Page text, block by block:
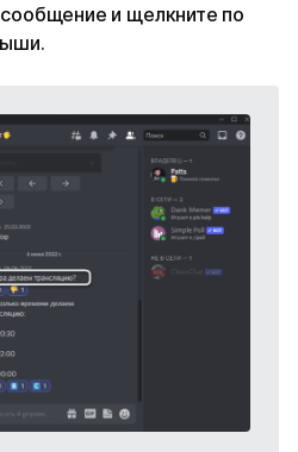
и щелкните по